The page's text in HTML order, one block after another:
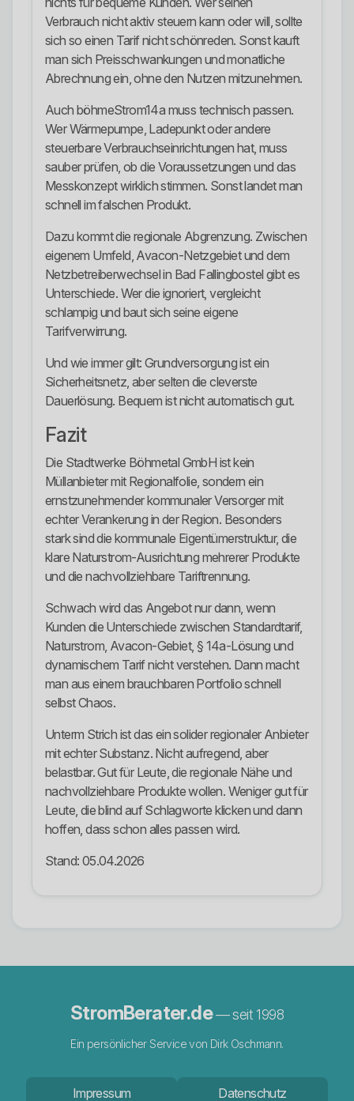
Verbrauch nicht aktiv steuern kann oder will, sollte
sich so einen Tarif nicht schönreden. Sonst kauft
man sich Preisschwankungen und monatliche
Abrechnung ein, ohne den Nutzen mitzunehmen.
Auch böhmeStrom14a muss technisch passen.
Wer Wärmepumpe, Ladepunkt oder andere
steuerbare Verbrauchseinrichtungen hat, muss
sauber prüfen, ob die Voraussetzungen und das
Messkonzept wirklich stimmen. Sonst landet man
schnell im falschen Produkt.
Dazu kommt die regionale Abgrenzung. Zwischen
eigenem Umfeld, Avacon-Netzgebiet und dem
Netzbetreiberwechsel in Bad Fallingbostel gibt es
Unterschiede. Wer die ignoriert, vergleicht
schlampig und baut sich seine eigene
Tarifverwirrung.
Und wie immer gilt: Grundversorgung ist ein
Sicherheitsnetz, aber selten die cleverste
Dauerlösung. Bequem ist nicht automatisch gut.
Fazit
Die Stadtwerke Böhmetal GmbH ist kein
Müllanbieter mit Regionalfolie, sondern ein
ernstzunehmender kommunaler Versorger mit
echter Verankerung in der Region. Besonders
stark sind die kommunale Eigentümerstruktur, die
klare Naturstrom-Ausrichtung mehrerer Produkte
und die nachvollziehbare Tariftrennung.
Schwach wird das Angebot nur dann, wenn
Kunden die Unterschiede zwischen Standardtarif,
Naturstrom, Avacon-Gebiet, § 14a-Lösung und
dynamischem Tarif nicht verstehen. Dann macht
man aus einem brauchbaren Portfolio schnell
selbst Chaos.
Unterm Strich ist das ein solider regionaler Anbieter
mit echter Substanz. Nicht aufregend, aber
belastbar. Gut für Leute, die regionale Nähe und
nachvollziehbare Produkte wollen. Weniger gut für
Leute, die blind auf Schlagworte klicken und dann
hoffen, dass schon alles passen wird.
Stand: 05.04.2026
StromBerater.de— seit 1998
Ein persönlicher Service von Dirk Oschmann.
Impressum Datenschutz